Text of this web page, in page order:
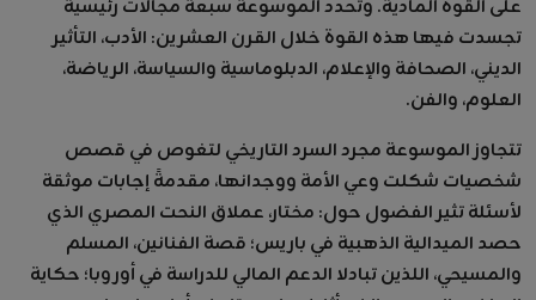
على القوة المادية. وتحدد الموسوعة سبعة مجالات رئيسية
تجسدت فيها هذه القوة خلال القرن العشرين: الأدب، التأثير
الديني، الصحافة والإعلام، الدبلوماسية والسياسة، الرياضة،
العلوم، والفن.
تتجاوز الموسوعة مجرد السرد التاريخي لتغوص في قصص
شخصيات شكلت وعي الأمة ووجدانها، مقدمةً إجابات موثقة
لأسئلة تثير الفضول حول: مختار، عملاق النحت المصري الذي
حصد الميدالية الذهبية في باريس؛ قصة الفنانين، المسلم
والمسيحي، اللذين تبادلا الدعم المالي للدراسة في أوروبا؛ حكاية